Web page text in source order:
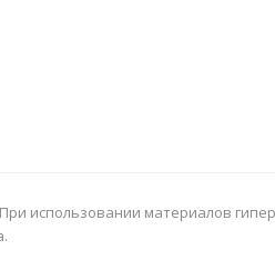
использовании материалов